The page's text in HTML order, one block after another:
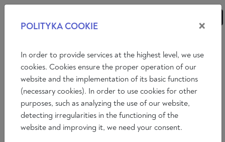
Analizy Filozofia
DYSKUSJE NAD KSZTAŁTEM
POLSKIEGO MARKSIZMU
POLITYKA COOKIE ×
In order to provide services at the highest level, we use
cookies. Cookies ensure the proper operation of our
website and the implementation of its basic functions
(necessary cookies). In order to use cookies for other
purposes, such as analyzing the use of our website,
detecting irregularities in the functioning of the
website and improving it, we need your consent.